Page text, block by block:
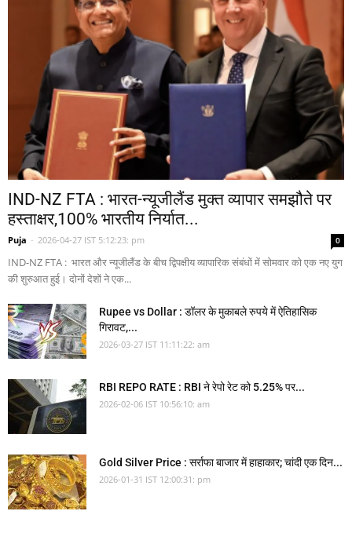
IND-NZ FTA : भारत-न्यूजीलैंड मुक्त व्यापार समझौते पर
हस्ताक्षर,100% भारतीय निर्यात...
Puja - 2026-04-27 IST 5:12:23: pm 0
IND-NZ FTA : भारत और न्यूजीलैंड के बीच द्विपक्षीय व्यापारिक संबंधों में सोमवार को एक नए युग
की शुरुआत हुई। दोनों देशों ने एक...
Rupee vs Dollar : डॉलर के मुकाबले रुपये में ऐतिहासिक
गिरावट,...
2026-03-27 IST 11:11:22: am
RBI REPO RATE : RBI ने रेपो रेट को 5.25% पर...
2026-02-06 IST 10:56:10: am
Gold Silver Price : सर्राफा बाजार में हाहाकार; चांदी एक दिन...
2026-01-31 IST 12:00:31: pm